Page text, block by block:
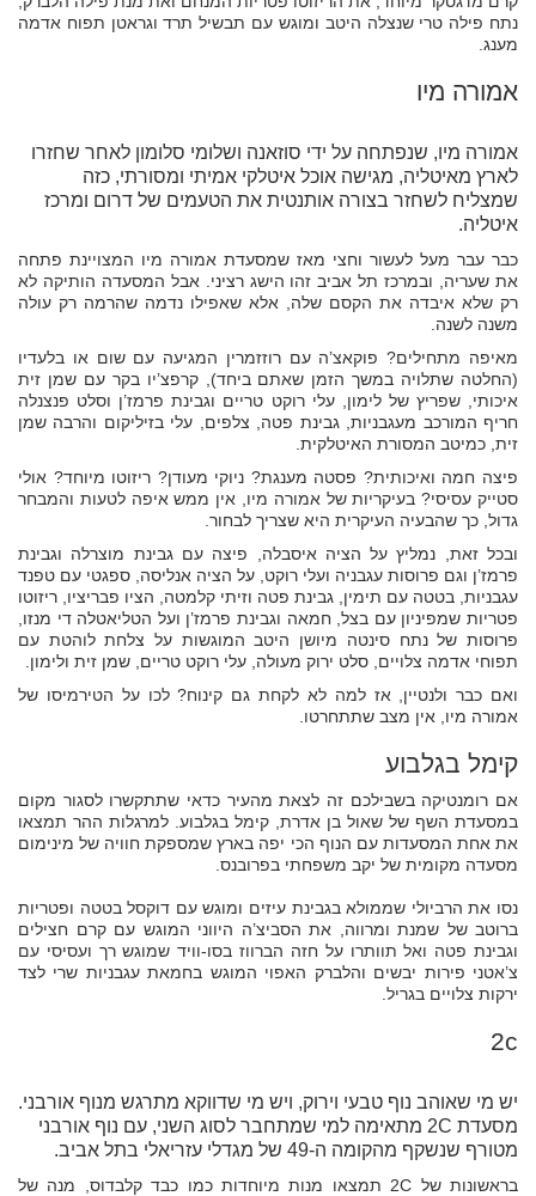
נתח פילה טרי שנצלה היטב ומוגש עם תבשיל תרד וגראטן תפוח אדמה
מענג.
אמורה מיו
אמורה מיו, שנפתחה על ידי סוזאנה ושלומי סלומון לאחר שחזרו
לארץ מאיטליה, מגישה אוכל איטלקי אמיתי ומסורתי, כזה
שמצליח לשחזר בצורה אותנטית את הטעמים של דרום ומרכז
איטליה.
כבר עבר מעל לעשור וחצי מאז שמסעדת אמורה מיו המצויינת פתחה
את שעריה, ובמרכז תל אביב זהו הישג רציני. אבל המסעדה הותיקה לא
רק שלא איבדה את הקסם שלה, אלא שאפילו נדמה שהרמה רק עולה
משנה לשנה.
מאיפה מתחילים? פוקאצ’ה עם רוזזמרין המגיעה עם שום או בלעדיו
(החלטה שתלויה במשך הזמן שאתם ביחד), קרפצ’יו בקר עם שמן זית
איכותי, שפריץ של לימון, עלי רוקט טריים וגבינת פרמז’ן וסלט פנצנלה
חריף המורכב מעגבניות, גבינת פטה, צלפים, עלי בזיליקום והרבה שמן
זית, כמיטב המסורת האיטלקית.
פיצה חמה ואיכותית? פסטה מענגת? ניוקי מעודן? ריזוטו מיוחד? אולי
סטייק עסיסי? בעיקריות של אמורה מיו, אין ממש איפה לטעות והמבחר
גדול, כך שהבעיה העיקרית היא שצריך לבחור.
ובכל זאת, נמליץ על הציה איסבלה, פיצה עם גבינת מוצרלה וגבינת
פרמז’ן וגם פרוסות עגבניה ועלי רוקט, על הציה אנליסה, ספגטי עם טפנד
עגבניות, בטטה עם תימין, גבינת פטה וזיתי קלמטה, הציו פבריציו, ריזוטו
פטריות שמפיניון עם בצל, חמאה וגבינת פרמז’ן ועל הטליאטלה די מנזו,
פרוסות של נתח סינטה מיושן היטב המוגשות על צלחת לוהטת עם
תפוחי אדמה צלויים, סלט ירוק מעולה, עלי רוקט טריים, שמן זית ולימון.
ואם כבר ולנטיין, אז למה לא לקחת גם קינוח? לכו על הטירמיסו של
אמורה מיו, אין מצב שתתחרטו.
קימל בגלבוע
אם רומנטיקה בשבילכם זה לצאת מהעיר כדאי שתתקשרו לסגור מקום
במסעדת השף של שאול בן אדרת, קימל בגלבוע. למרגלות ההר תמצאו
את אחת המסעדות עם הנוף הכי יפה בארץ שמספקת חוויה של מינימום
מסעדה מקומית של יקב משפחתי בפרובנס.
נסו את הרביולי שממולא בגבינת עיזים ומוגש עם דוקסל בטטה ופטריות
ברוטב של שמנת ומרווה, את הסביצ’ה היווני המוגש עם קרם חצילים
וגבינת פטה ואל תוותרו על חזה הברווז בסו-וויד שמוגש רך ועסיסי עם
צ’אטני פירות יבשים והלברק האפוי המוגש בחמאת עגבניות שרי לצד
ירקות צלויים בגריל.
2c
יש מי שאוהב נוף טבעי וירוק, ויש מי שדווקא מתרגש מנוף אורבני.
מסעדת 2C מתאימה למי שמתחבר לסוג השני, עם נוף אורבני
מטורף שנשקף מהקומה ה-49 של מגדלי עזריאלי בתל אביב.
בראשונות של 2C תמצאו מנות מיוחדות כמו כבד קלבדוס, מנה של